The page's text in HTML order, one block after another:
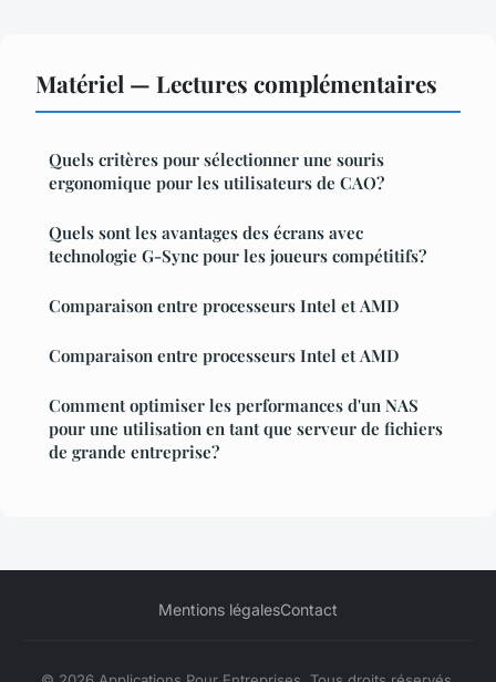
Matériel — Lectures complémentaires
Quels critères pour sélectionner une souris
ergonomique pour les utilisateurs de CAO?
Quels sont les avantages des écrans avec
technologie G-Sync pour les joueurs compétitifs?
Comparaison entre processeurs Intel et AMD
Comparaison entre processeurs Intel et AMD
Comment optimiser les performances d'un NAS
pour une utilisation en tant que serveur de fichiers
de grande entreprise?
Mentions légalesContact